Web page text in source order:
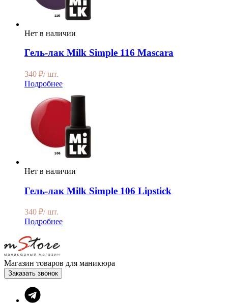
Нет в наличии
Гель-лак Milk Simple 116 Mascara
340 ₽/ шт.
Подробнее
Нет в наличии
Гель-лак Milk Simple 106 Lipstick
340 ₽/ шт.
Подробнее
Магазин товаров для маникюра
Заказать звонок